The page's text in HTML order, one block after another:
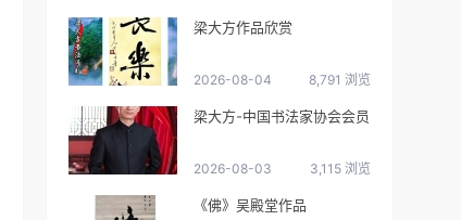
梁大方作品欣赏
2026-08-04 8,791 浏览
梁大方-中国书法家协会会员
2026-08-03 3,115 浏览
《佛》吴殿堂作品